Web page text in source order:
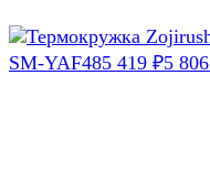
SM-YAF485 419 ₽5 806